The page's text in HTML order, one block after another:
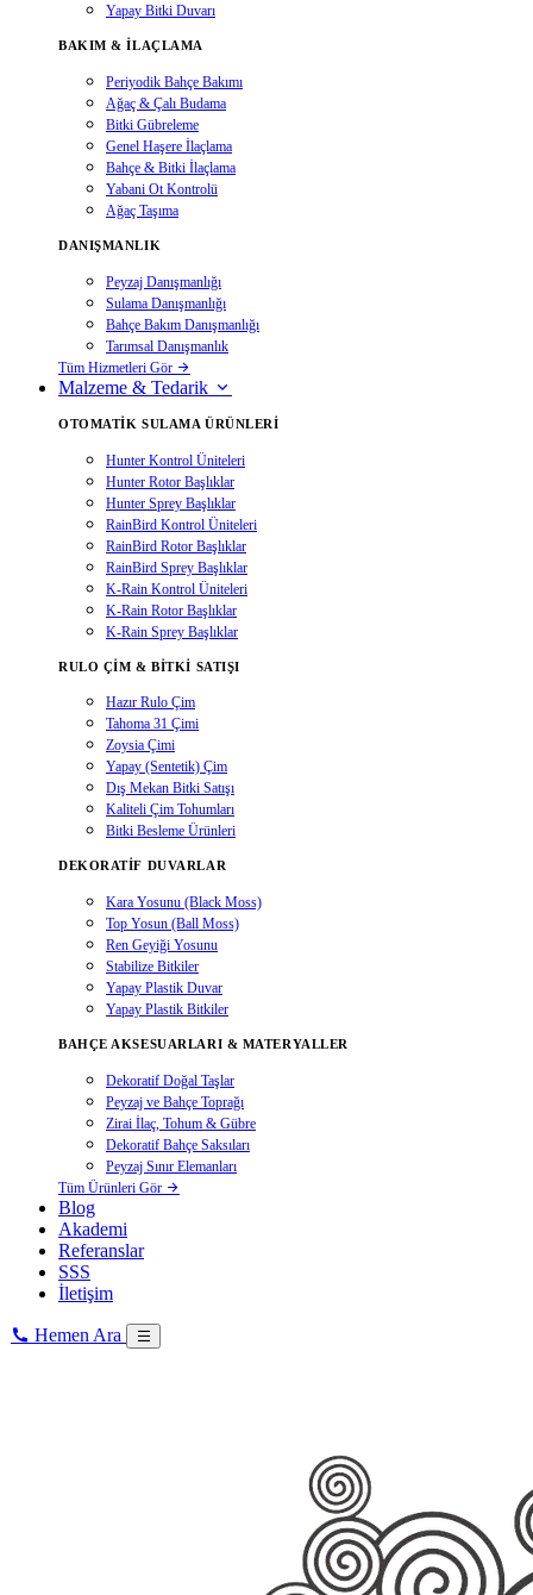
Yapay Bitki Duvarı
BAKIM & İLAÇLAMA
Periyodik Bahçe Bakımı
Ağaç & Çalı Budama
Bitki Gübreleme
Genel Haşere İlaçlama
Bahçe & Bitki İlaçlama
Yabani Ot Kontrolü
Ağaç Taşıma
DANIŞMANLIK
Peyzaj Danışmanlığı
Sulama Danışmanlığı
Bahçe Bakım Danışmanlığı
Tarımsal Danışmanlık
Tüm Hizmetleri Gör
Malzeme & Tedarik
OTOMATIK SULAMA ÜRÜNLERI
Hunter Kontrol Üniteleri
Hunter Rotor Başlıklar
Hunter Sprey Başlıklar
RainBird Kontrol Üniteleri
RainBird Rotor Başlıklar
RainBird Sprey Başlıklar
K-Rain Kontrol Üniteleri
K-Rain Rotor Başlıklar
K-Rain Sprey Başlıklar
RULO ÇIM & BITKI SATIŞI
Hazır Rulo Çim
Tahoma 31 Çimi
Zoysia Çimi
Yapay (Sentetik) Çim
Dış Mekan Bitki Satışı
Kaliteli Çim Tohumları
Bitki Besleme Ürünleri
DEKORATIF DUVARLAR
Kara Yosunu (Black Moss)
Top Yosun (Ball Moss)
Ren Geyiği Yosunu
Stabilize Bitkiler
Yapay Plastik Duvar
Yapay Plastik Bitkiler
BAHÇE AKSESUARLARI & MATERYALLER
Dekoratif Doğal Taşlar
Peyzaj ve Bahçe Toprağı
Zirai İlaç, Tohum & Gübre
Dekoratif Bahçe Saksıları
Peyzaj Sınır Elemanları
Tüm Ürünleri Gör
Blog
Akademi
Referanslar
SSS
İletişim
Hemen Ara